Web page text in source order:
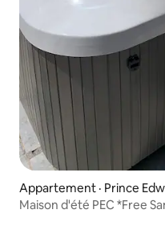
Appartement · Prince
Maison d'été PEC *Free